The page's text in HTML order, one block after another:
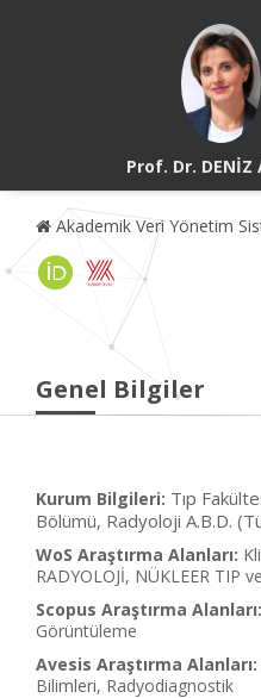
Prof. Dr. DENİZ
Akademik Veri Yönetim
Genel Bilgiler
Kurum Bilgileri: Tıp
Bölümü, Radyoloji A.B.D.
WoS Araştırma Alanları:
RADYOLOJİ, NÜKLEER TIP
Scopus Araştırma Alanları:
Görüntüleme
Avesis Araştırma Alanları:
Bilimleri, Radyodiagnostik